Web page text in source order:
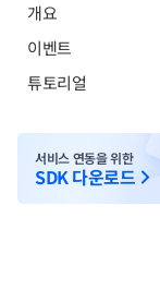
개요
이벤트
튜토리얼
서비스 연동을 위한
SDK 다운로드